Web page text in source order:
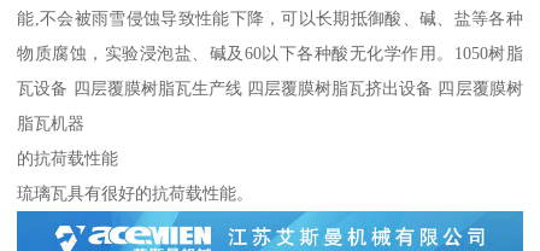
能,不会被雨雪侵蚀导致性能下降，可以长期抵御酸、碱、盐等各种
物质腐蚀，实验浸泡盐、碱及60以下各种酸无化学作用。1050树脂
瓦设备 四层覆膜树脂瓦生产线 四层覆膜树脂瓦挤出设备 四层覆膜树
脂瓦机器
的抗荷载性能
琉璃瓦具有很好的抗荷载性能。